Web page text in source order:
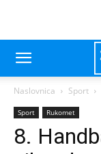
Naslovnica Sport
Sport Rukomet
8.